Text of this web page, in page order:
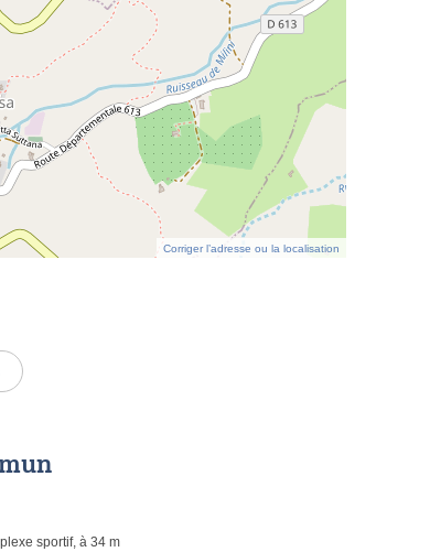
Corriger l’adresse ou la localisation
sportif, à 34 m